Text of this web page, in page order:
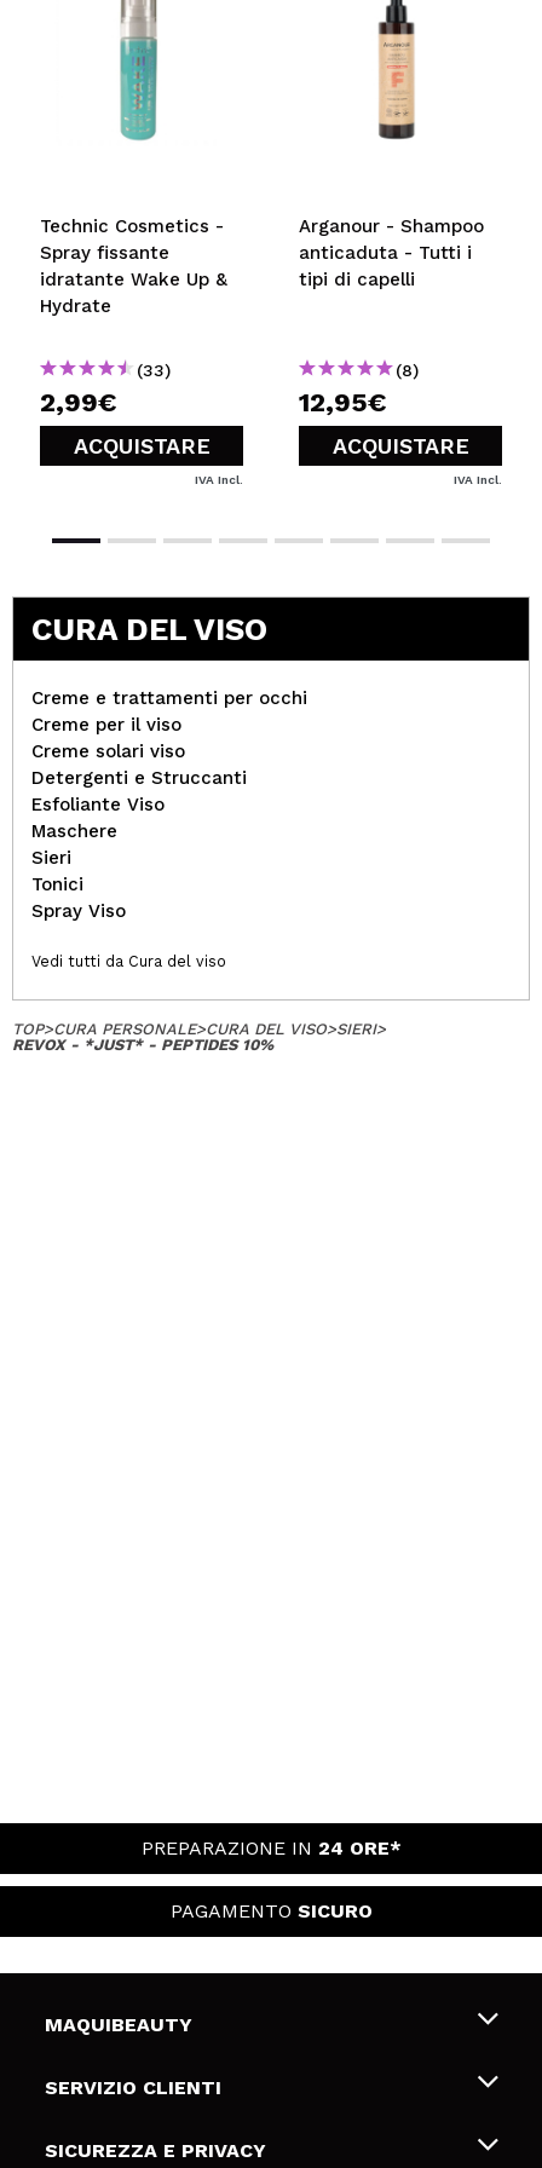
Technic Cosmetics -
Spray fissante
idratante Wake Up &
Hydrate
(33)
2,99€
ACQUISTARE
IVA Incl.
Arganour - Shampoo
anticaduta - Tutti i
tipi di capelli
(8)
12,95€
ACQUISTARE
IVA Incl.
CURA DEL VISO
Creme e trattamenti per occhi
Creme per il viso
Creme solari viso
Detergenti e Struccanti
Esfoliante Viso
Maschere
Sieri
Tonici
Spray Viso
Vedi tutti da Cura del viso
TOP>CURA PERSONALE>CURA DEL VISO>SIERI>
REVOX - *JUST* - PEPTIDES 10%
PREPARAZIONE IN 24 ORE*
PAGAMENTO SICURO
MAQUIBEAUTY
Chi siamo
Gift Cards
SERVIZIO CLIENTI
Spedizioni & Resi
SICUREZZA E PRIVACY